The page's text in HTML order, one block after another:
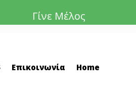
Γίνε Μέλος
Επικοινωνία Home